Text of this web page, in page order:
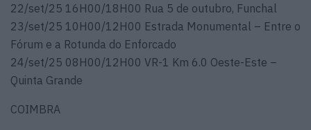
22/set/25 16H00/18H00 Rua 5 de outubro, Funchal
23/set/25 10H00/12H00 Estrada Monumental – Entre o
Fórum e a Rotunda do Enforcado
24/set/25 08H00/12H00 VR-1 Km 6.0 Oeste-Este –
Quinta Grande
COIMBRA